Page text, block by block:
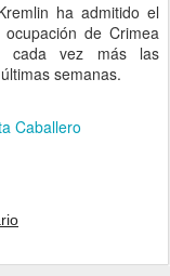
ha admitido el
de Crimea
cada vez más las
semanas.
Caballero